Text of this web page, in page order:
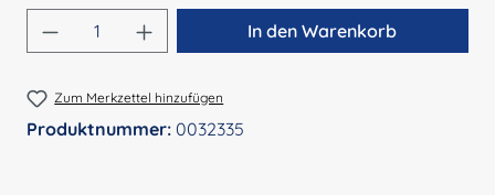
Produkt Anzahl: Gib den gewünschten
In den Warenkorb
Zum Merkzettel hinzufügen
Produktnummer: 0032335